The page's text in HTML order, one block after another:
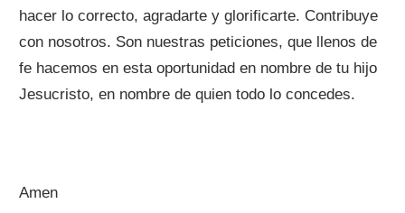
hacer lo correcto, agradarte y glorificarte. Contribuye
con nosotros. Son nuestras peticiones, que llenos de
fe hacemos en esta oportunidad en nombre de tu hijo
Jesucristo, en nombre de quien todo lo concedes.
Amen